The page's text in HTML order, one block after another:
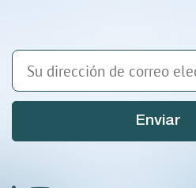
Enviar